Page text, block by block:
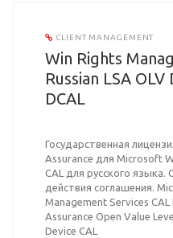
CLIENT MANAGEMENT
Win Rights
Russian LSA OLV
DCAL
Государственная
Assurance для Microsoft
CAL для русского языка.
действия соглашения.
Management Services
Assurance Open Value
Device CAL